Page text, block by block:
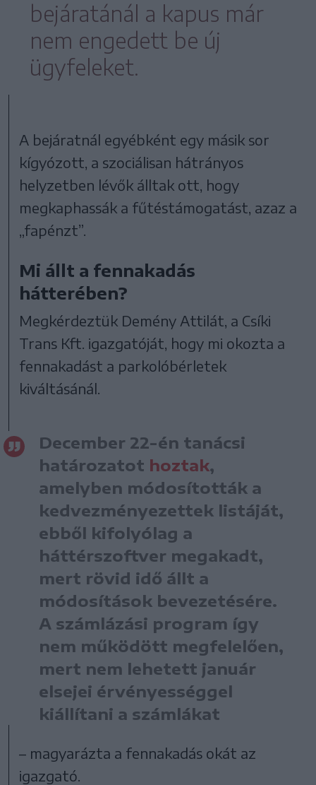
bejáratánál a kapus már
nem engedett be új
ügyfeleket.
A bejáratnál egyébként egy másik sor
kígyózott, a szociálisan hátrányos
helyzetben lévők álltak ott, hogy
megkaphassák a fűtéstámogatást, azaz a
„fapénzt”.
Mi állt a fennakadás
hátterében?
Megkérdeztük Demény Attilát, a Csíki
Trans Kft. igazgatóját, hogy mi okozta a
fennakadást a parkolóbérletek
kiváltásánál.
December 22-én tanácsi
határozatot hoztak,
amelyben módosították a
kedvezményezettek listáját,
ebből kifolyólag a
háttérszoftver megakadt,
mert rövid idő állt a
módosítások bevezetésére.
A számlázási program így
nem működött megfelelően,
mert nem lehetett január
elsejei érvényességgel
kiállítani a számlákat
– magyarázta a fennakadás okát az
igazgató.